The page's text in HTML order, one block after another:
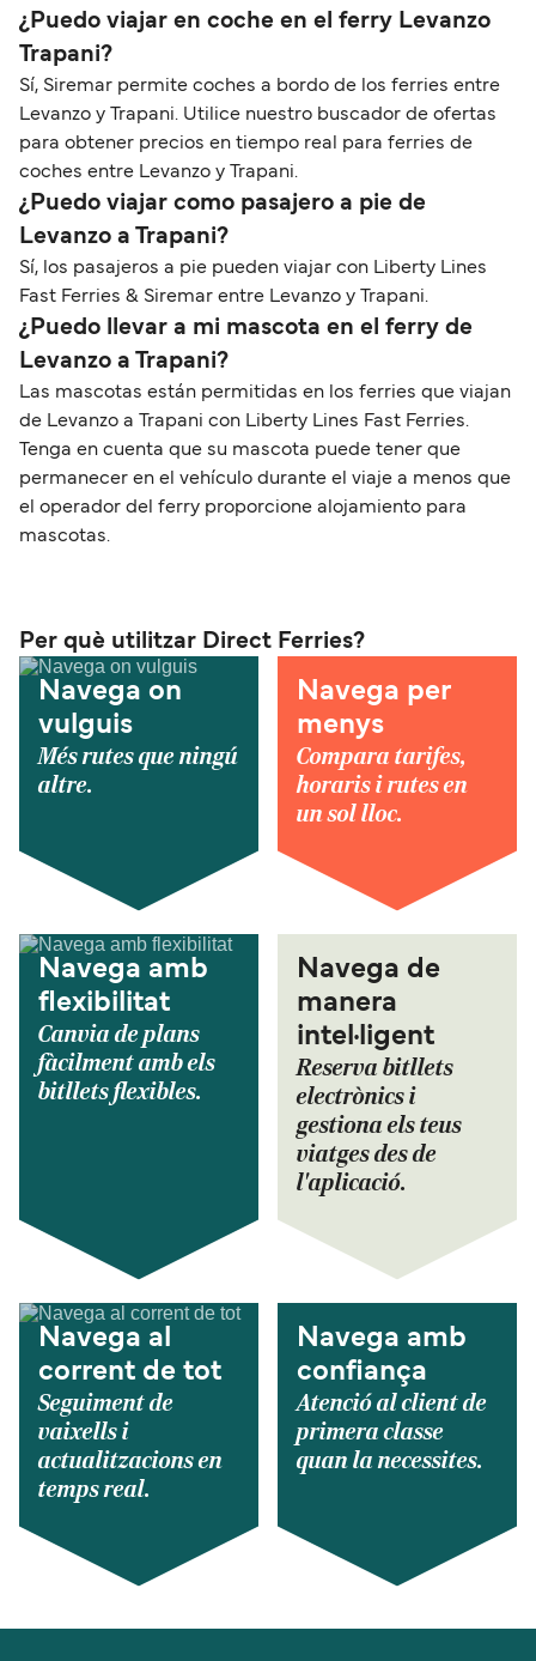
¿Puedo viajar en coche en el ferry Levanzo
Trapani?
Sí, Siremar permite coches a bordo de los ferries entre
Levanzo y Trapani. Utilice nuestro buscador de ofertas
para obtener precios en tiempo real para ferries de
coches entre Levanzo y Trapani.
¿Puedo viajar como pasajero a pie de
Levanzo a Trapani?
Sí, los pasajeros a pie pueden viajar con Liberty Lines
Fast Ferries & Siremar entre Levanzo y Trapani.
¿Puedo llevar a mi mascota en el ferry de
Levanzo a Trapani?
Las mascotas están permitidas en los ferries que viajan
de Levanzo a Trapani con Liberty Lines Fast Ferries.
Tenga en cuenta que su mascota puede tener que
permanecer en el vehículo durante el viaje a menos que
el operador del ferry proporcione alojamiento para
mascotas.
Per què utilitzar Direct Ferries?
Navega on
vulguis
Més rutes que ningú
altre.
Navega per
menys
Compara tarifes,
horaris i rutes en
un sol lloc.
Navega amb
flexibilitat
Canvia de plans
fàcilment amb els
bitllets flexibles.
Navega de
manera
intel·ligent
Reserva bitllets
electrònics i
gestiona els teus
viatges des de
l'aplicació.
Navega al
corrent de tot
Seguiment de
vaixells i
actualitzacions en
temps real.
Navega amb
confiança
Atenció al client de
primera classe
quan la necessites.